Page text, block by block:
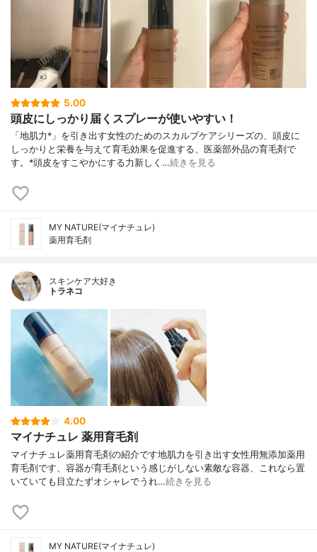
5.00
頭皮にしっかり届くスプレーが使いやすい！
「地肌力*」を引き出す女性のためのスカルプケアシリーズの、頭皮に
しっかりと栄養を与えて育毛効果を促進する、医薬部外品の育毛剤で
す。*頭皮をすこやかにする力新しく…続きを見る
MY NATURE(マイナチュレ)
薬用育毛剤
スキンケア大好き
トラネコ
4.00
マイナチュレ 薬用育毛剤
マイナチュレ薬用育毛剤の紹介です地肌力を引き出す女性用無添加薬用
育毛剤です、容器が育毛剤という感じがしない素敵な容器、これなら置
いていても目立たずオシャレでうれ…続きを見る
MY NATURE(マイナチュレ)